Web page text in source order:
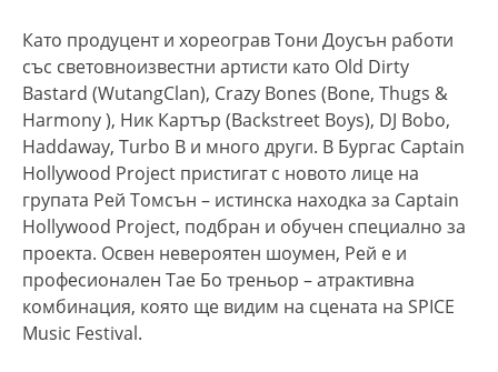
Като продуцент и хореограв Тони Доусън работи
със световноизвестни артисти като Old Dirty
Bastard (WutangClan), Crazy Bones (Bone, Thugs &
Harmony ), Ник Картър (Backstreet Boys), DJ Bobo,
Haddaway, Turbo B и много други. В Бургас Captain
Hollywood Project пристигат с новото лице на
групата Рей Томсън – истинска находка за Captain
Hollywood Project, подбран и обучен специално за
проекта. Освен невероятен шоумен, Рей е и
професионален Tae Бo треньор – атрактивна
комбинация, която ще видим на сцената на SPICE
Music Festival.